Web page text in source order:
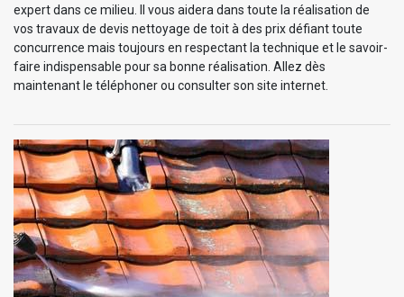
expert dans ce milieu. Il vous aidera dans toute la réalisation de
vos travaux de devis nettoyage de toit à des prix défiant toute
concurrence mais toujours en respectant la technique et le savoir-
faire indispensable pour sa bonne réalisation. Allez dès
maintenant le téléphoner ou consulter son site internet.